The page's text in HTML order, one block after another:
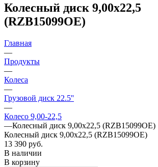
Колесный диск 9,00х22,5
(RZB15099OE)
Главная
—
Продукты
—
Колеса
—
Грузовой диск 22.5''
—
Колесо 9,00-22,5
—Колесный диск 9,00х22,5 (RZB15099OE)
Колесный диск 9,00х22,5 (RZB15099OE)
13 390 руб.
В наличии
В корзину